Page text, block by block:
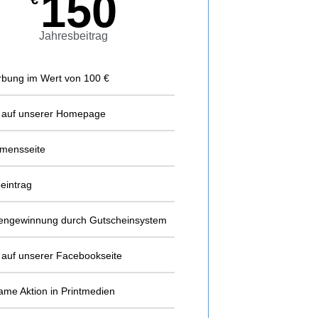
150
Jahresbeitrag
im Wert von 100 €
unserer Homepage
durch Gutscheinsystem
unserer Facebookseite​
Aktion in Printmedien​